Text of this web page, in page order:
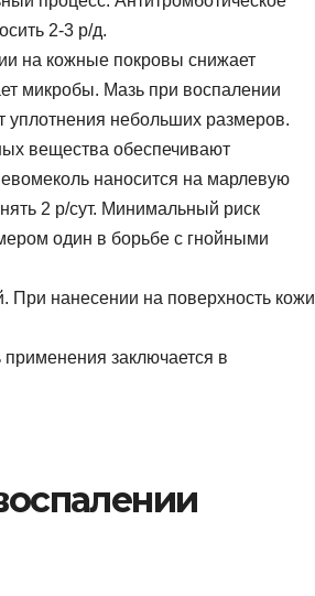
2-3 р/д.
на кожные покровы снижает
микробы. Мазь при воспалении
уплотнения небольших размеров.
вещества обеспечивают
наносится на марлевую
2 р/сут. Минимальный риск
один в борьбе с гнойными
При нанесении на поверхность кожи
заключается в